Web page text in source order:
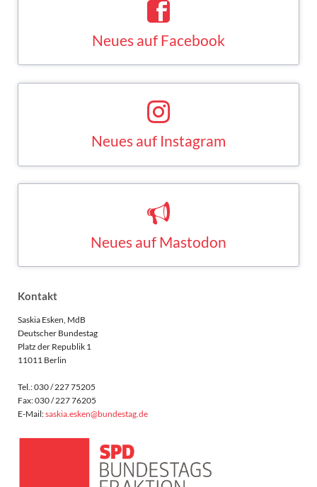
Kontakt
Saskia Esken, MdB
Deutscher Bundestag
Platz der Republik 1
11011 Berlin
Tel.: 030 / 227 75205
Fax: 030 / 227 76205
E-Mail:saskia.esken@bundestag.de